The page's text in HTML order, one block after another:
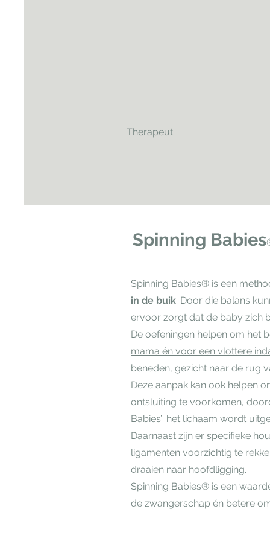
Therapeut
Spinning Babies
Spinning Babies® is een
in de buik. Door die balans
ervoor zorgt dat de baby zich
De oefeningen helpen om het
mama én voor een vlottere
beneden, gezicht naar de rug
Deze aanpak kan ook helpen
ontsluiting te voorkomen,
Babies’: het lichaam wordt
Daarnaast zijn er specifieke
ligamenten voorzichtig te
draaien naar hoofdligging.
Spinning Babies® is een
de zwangerschap én betere